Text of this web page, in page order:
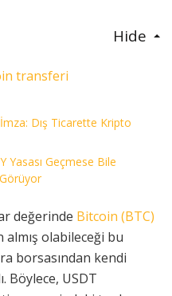
Hide
transferi
Dış Ticarette Kripto
Yasası Geçmese Bile
değerinde Bitcoin (BTC)
olabileceği bu
borsasından kendi
Böylece, USDT